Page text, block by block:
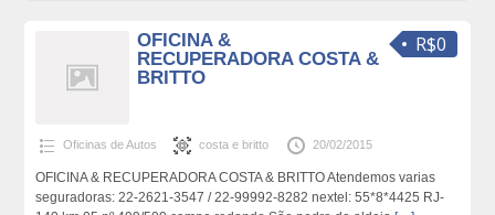
R$0
OFICINA &
RECUPERADORA COSTA &
BRITTO
Oficinas de Autos costa e britto 20/02/2015
OFICINA & RECUPERADORA COSTA & BRITTO Atendemos varias
seguradoras: 22-2621-3547 / 22-99992-8282 nextel: 55*8*4425 RJ-